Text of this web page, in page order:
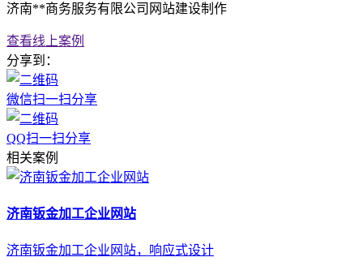
济南**商务服务有限公司网站建设制作
查看线上案例
分享到：
微信扫一扫分享
QQ扫一扫分享
相关案例
济南钣金加工企业网站
济南钣金加工企业网站，响应式设计